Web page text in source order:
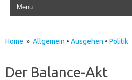
Home » Allgemein • Ausgehen • Politik
Der Balance-Akt